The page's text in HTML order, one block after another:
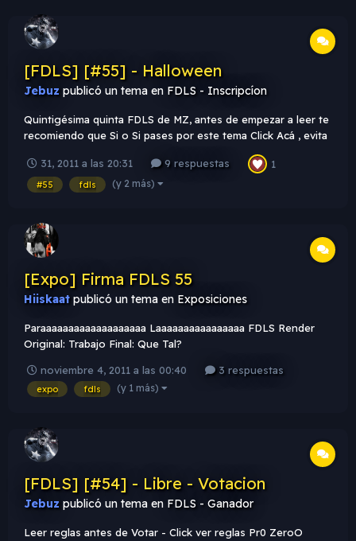
[FDLS] [#55] - Halloween
Jebuz publicó un tema en FDLS - Inscripcíon
Quintigésima quinta FDLS de MZ, antes de empezar a leer te
recomiendo que Si o Si pases por este tema Click Acá , evita
Hallowen : Todo relacionado con hallowen por ejemplo ,
calavazas , esqueletos , brujas , etc ! . Texto: FDLS MZ y...
31, 2011 a las 20:31 9 respuestas 1
#55 fdls (y 2 más)
[Expo] Firma FDLS 55
Hiiskaat publicó un tema en Exposiciones
Paraaaaaaaaaaaaaaaaaaa Laaaaaaaaaaaaaaaa FDLS Render
Original: Trabajo Final: Que Tal?
noviembre 4, 2011 a las 00:40 3 respuestas
expo fdls (y 1 más)
[FDLS] [#54] - Libre - Votacion
Jebuz publicó un tema en FDLS - Ganador
Leer reglas antes de Votar - Click ver reglas Pr0 ZeroO